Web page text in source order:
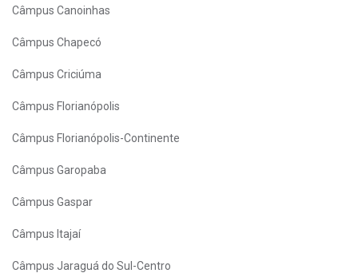
Câmpus Canoinhas
Câmpus Chapecó
Câmpus Criciúma
Câmpus Florianópolis
Câmpus Florianópolis-Continente
Câmpus Garopaba
Câmpus Gaspar
Câmpus Itajaí
Câmpus Jaraguá do Sul-Centro